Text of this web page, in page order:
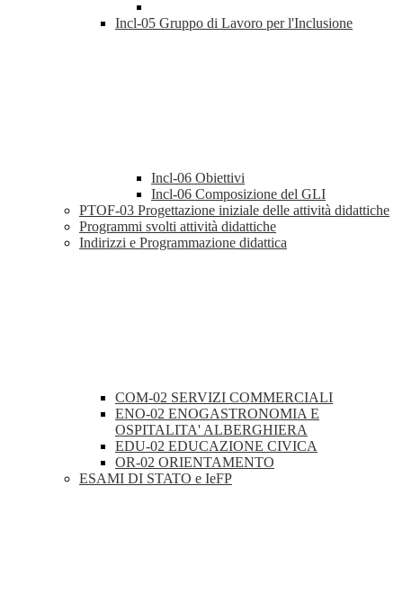
Incl-05 Gruppo di Lavoro per l'Inclusione
Incl-06 Obiettivi
Incl-06 Composizione del GLI
PTOF-03 Progettazione iniziale delle attività didattiche
Programmi svolti attività didattiche
Indirizzi e Programmazione didattica
COM-02 SERVIZI COMMERCIALI
ENO-02 ENOGASTRONOMIA E
OSPITALITA' ALBERGHIERA
EDU-02 EDUCAZIONE CIVICA
OR-02 ORIENTAMENTO
ESAMI DI STATO e IeFP